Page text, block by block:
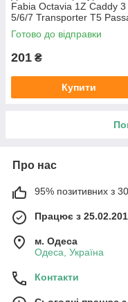
Fabia Octavia 1Z Caddy 3
5/6/7 Transporter T5
B6 (колір сірий)
Готово до відправки
201 ₴
Купити
Про нас
95% позитивних з
Працює з
м. Одеса
Одеса, Україна
Контакти